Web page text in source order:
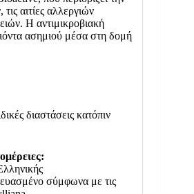
αιτίες αλλεργιών
Η αντιμικροβιακή
ασημιού μέσα στη δομή
διαστάσεις κατόπιν
σύμφωνα με τις